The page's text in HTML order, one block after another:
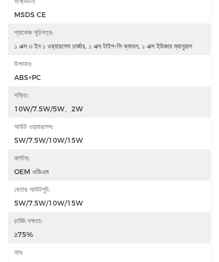
MSDS CE
প্যাকেজ সূচিপত্র:
১ এক্স ৩ ইন ১ ওয়্যারলেস চার্জার, ১ এক্স টাইপ-সি ক্যাবল, ১ এক্স ইউজার ম্যানুয়াল
উপাদান:
ABS+PC
শক্তি:
10W/7.5W/5W、2W
আউট ওয়্যারলেস:
5W/7.5W/10W/15W
কাস্টম:
OEM ওডিএম
বেতার আউটপুট:
5W/7.5W/10W/15W
চার্জিং দক্ষতা:
≥75%
নাম: